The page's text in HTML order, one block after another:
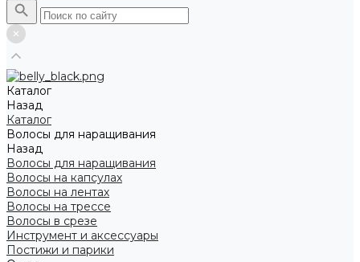
Каталог
Назад
Каталог
Волосы для наращивания
Назад
Волосы для наращивания
Волосы на капсулах
Волосы на лентах
Волосы на трессе
Волосы в срезе
Инструмент и аксессуары
Постижи и парики